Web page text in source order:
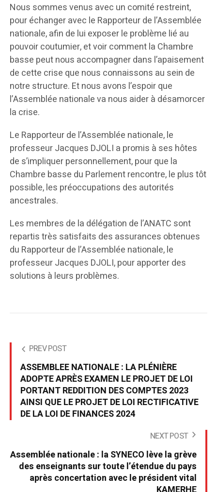
Nous sommes venus avec un comité restreint,
pour échanger avec le Rapporteur de l’Assemblée
nationale, afin de lui exposer le problème lié au
pouvoir coutumier, et voir comment la Chambre
basse peut nous accompagner dans l’apaisement
de cette crise que nous connaissons au sein de
notre structure. Et nous avons l’espoir que
l’Assemblée nationale va nous aider à désamorcer
la crise.
Le Rapporteur de l’Assemblée nationale, le
professeur Jacques DJOLI a promis à ses hôtes
de s’impliquer personnellement, pour que la
Chambre basse du Parlement rencontre, le plus tôt
possible, les préoccupations des autorités
ancestrales.
Les membres de la délégation de l’ANATC sont
repartis très satisfaits des assurances obtenues
du Rapporteur de l’Assemblée nationale, le
professeur Jacques DJOLI, pour apporter des
solutions à leurs problèmes.
PREV POST
ASSEMBLEE NATIONALE : LA PLÉNIÈRE
ADOPTE APRÈS EXAMEN LE PROJET DE LOI
PORTANT REDDITION DES COMPTES 2023
AINSI QUE LE PROJET DE LOI RECTIFICATIVE
DE LA LOI DE FINANCES 2024
NEXT POST
Assemblée nationale : la SYNECO lève la grève
des enseignants sur toute l’étendue du pays
après concertation avec le président vital